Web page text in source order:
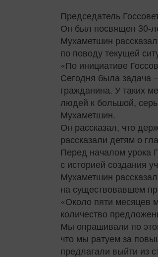
Председатель
Он был посвящен 30-
Мухаметшин
по поводу текущей
«По инициативе
Сегодня была задача
гражданина. У таких
людей к большой,
Мухаметшин.
Он рассказал, что
рассказали детям о
Перед началом урока
с историей создания
Мухаметшин
на существовавшем
«Около пяти месяцев
количество
Мы опрашивали по
что мы ратуем за
предлагали выйти из